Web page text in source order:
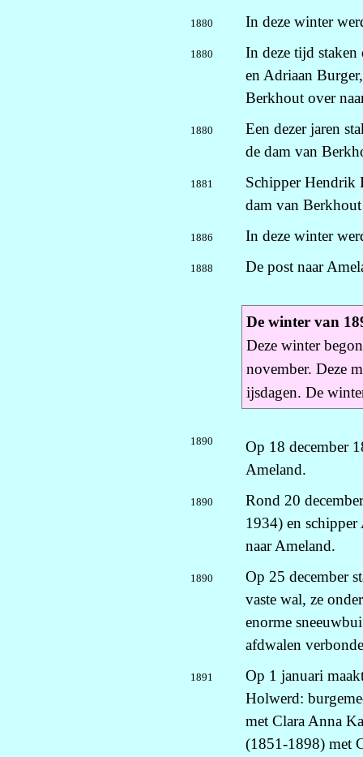
1880 In deze winter
1880
In deze tijd
en Adriaan
Berkhout over
1880
Een dezer jaren
de dam van
1881
Schipper Hendrik
dam van
1886 In deze winter
1888 De post naar
De winter van
Deze winter
november. Deze
ijsdagen. De
1890
Op 18 december
Ameland.
1890
Rond 20
1934) en schipper
naar Ameland.
1890
Op 25 december
vaste wal, ze
enorme
afdwalen
1891
Op 1 januari
Holwerd:
met Clara Anna
(1851-1898) met